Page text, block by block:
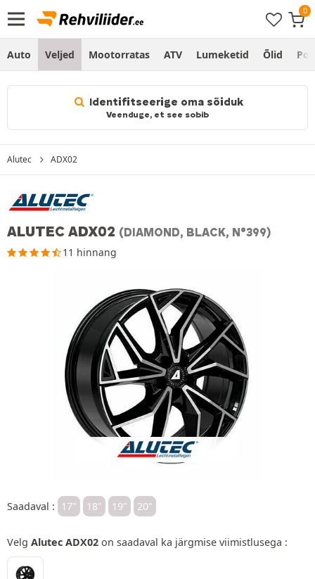
Auto Veljed Mootorratas ATV Lumeketid Õlid
Identifitseerige oma sõiduk
Veenduge, et see sobib
Alutec ADX02
ALUTEC ADX02 (DIAMOND, BLACK, N°399)
11 hinnang
Saadaval : 17" 18" 19" 20"
Velg Alutec ADX02 on saadaval ka järgmise viimistlusega :